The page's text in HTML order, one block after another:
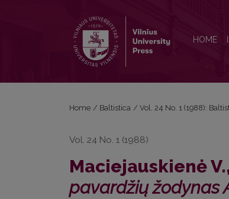
HOME
Home / Baltistica / Vol. 24 No. 1 (1988):
Vol. 24 No. 1 (1988)
Maciejauskienė
pavardžių žodynas